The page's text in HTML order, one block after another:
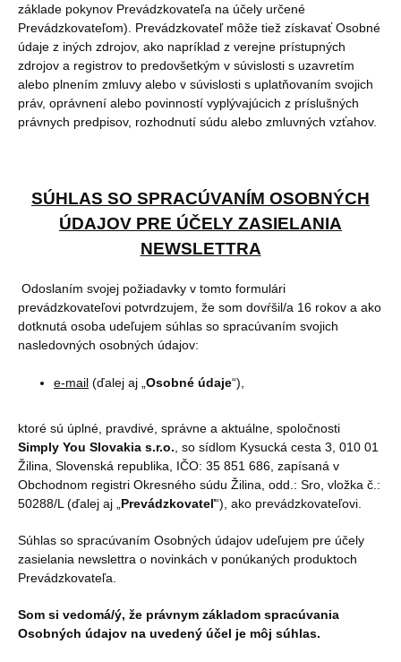
základe pokynov Prevádzkovateľa na účely určené
Prevádzkovateľom). Prevádzkovateľ môže tiež získavať Osobné
údaje z iných zdrojov, ako napríklad z verejne prístupných
zdrojov a registrov to predovšetkým v súvislosti s uzavretím
alebo plnením zmluvy alebo v súvislosti s uplatňovaním svojich
práv, oprávnení alebo povinností vyplývajúcich z príslušných
právnych predpisov, rozhodnutí súdu alebo zmluvných vzťahov.
SÚHLAS SO SPRACÚVANÍM OSOBNÝCH
ÚDAJOV PRE ÚČELY ZASIELANIA
NEWSLETTRA
Odoslaním svojej požiadavky v tomto formulári
prevádzkovateľovi potvrdzujem, že som dovŕšil/a 16 rokov a ako
dotknutá osoba udeľujem súhlas so spracúvaním svojich
nasledovných osobných údajov:
e-mail (ďalej aj „ Osobné údaje“),
ktoré sú úplné, pravdivé, správne a aktuálne, spoločnosti
Simply You Slovakia s.r.o. , so sídlom Kysucká cesta 3, 010 01
Žilina, Slovenská republika, IČO: 35 851 686, zapísaná v
Obchodnom registri Okresného súdu Žilina, odd.: Sro, vložka č.:
50288/L (ďalej aj „ Prevádzkovateľ“), ako prevádzkovateľovi.
Súhlas so spracúvaním Osobných údajov udeľujem pre účely
zasielania newslettra o novinkách v ponúkaných produktoch
Prevádzkovateľa.
Som si vedomá/ý, že právnym základom spracúvania
Osobných údajov na uvedený účel je môj súhlas.